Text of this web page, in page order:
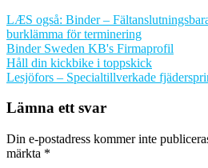
LÆS også: Binder –
burklämma för terminering
Binder Sweden KB's Firmaprofil
Inläggsnavigering
Håll din kickbike i toppskick
Lesjöfors – Specialtillverkade
Lämna ett svar
Din e-postadress kommer inte
märkta *